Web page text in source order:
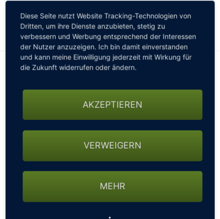
GOLFARRANGEMENTS
GOLF CARD
GOLF & WOMO
MALLORCA GOLFWOCHE
Callaway Epic Flash Driver, NEU
für 2019
Mit dem sogenannten Flash Face findet eine
neuartige Konstruktion der Schlagfläche Einzug in
das neue Flaggschiff-Modell der Marke Callaway. Die
Ingenieure kombinierten ihre innovativen Ideen mit
Diese Seite nutzt Website Tracking-Technologien von
Dritten, um ihre Dienste anzubieten, stetig zu
verbessern und Werbung entsprechend der Interessen
der Nutzer anzuzeigen. Ich bin damit einverstanden
und kann meine Einwilligung jederzeit mit Wirkung für
die Zukunft widerrufen oder ändern.
AKZEPTIEREN
VERWEIGERN
MEHR